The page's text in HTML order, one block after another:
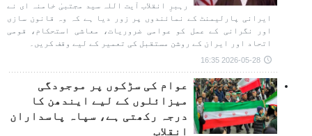
رہبرِ انقلاب آیت اللہ سید مجتبیٰ خامنہ ای نے
ایرانی پارلیمنٹ کے نمائندوں پر زور دیا ہے کہ وہ قانون سازی
اور نگرانی کے عمل کو عوامی ضروریات، معاشی استحکام، قومی
اتحاد اور ایران کے روشن مستقبل کی تعمیر کے لیے وقف کریں۔
2026-05-28 16:35
عوام کی سڑکوں پر موجودگی
میزائلوں کے لیے ایندھن کا
درجہ رکھتی ہے، سپاہ پاسداران
انقلاب